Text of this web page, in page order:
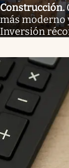
Construcción.
más moderno
Inversión